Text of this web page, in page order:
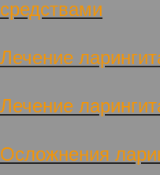
средствами
Лечение
Лечение
Осложнения